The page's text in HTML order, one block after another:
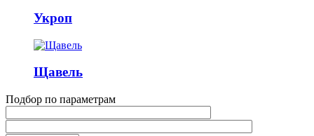
Укроп
Щавель
Подбор по параметрам